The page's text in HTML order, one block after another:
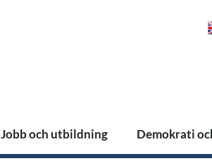
Jobb och utbildning Demokrati